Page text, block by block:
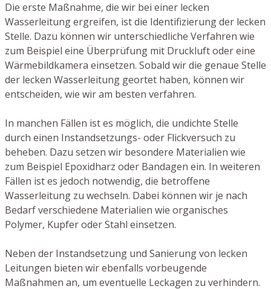
Die erste Maßnahme, die wir bei einer lecken
Wasserleitung ergreifen, ist die Identifizierung der lecken
Stelle. Dazu können wir unterschiedliche Verfahren wie
zum Beispiel eine Überprüfung mit Druckluft oder eine
Wärmebildkamera einsetzen. Sobald wir die genaue Stelle
der lecken Wasserleitung geortet haben, können wir
entscheiden, wie wir am besten verfahren.
In manchen Fällen ist es möglich, die undichte Stelle
durch einen Instandsetzungs- oder Flickversuch zu
beheben. Dazu setzen wir besondere Materialien wie
zum Beispiel Epoxidharz oder Bandagen ein. In weiteren
Fällen ist es jedoch notwendig, die betroffene
Wasserleitung zu wechseln. Dabei können wir je nach
Bedarf verschiedene Materialien wie organisches
Polymer, Kupfer oder Stahl einsetzen.
Neben der Instandsetzung und Sanierung von lecken
Leitungen bieten wir ebenfalls vorbeugende
Maßnahmen an, um eventuelle Leckagen zu verhindern.